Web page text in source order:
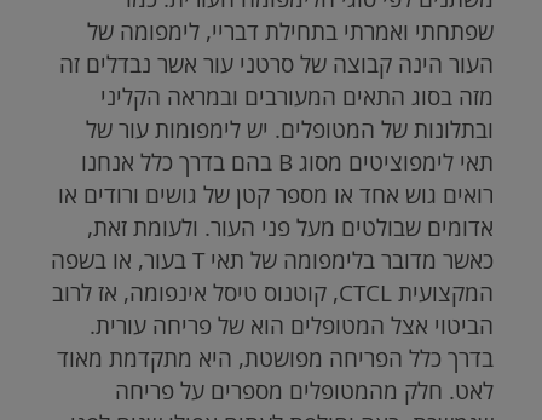
שפתחתי ואמרתי בתחילת דבריי, לימפומה של
העור הינה קבוצה של סרטני עור אשר נבדלים זה
מזה בסוג התאים המעורבים ובמראה הקליני
ובתלונות של המטופלים. יש לימפומות עור של
תאי לימפוציטים מסוג B בהם בדרך כלל אנחנו
רואים גוש אחד או מספר קטן של גושים ורודים או
אדומים שבולטים מעל פני העור. ולעומת זאת,
כאשר מדובר בלימפומה של תאיTבעור, או בשפה
המקצועיתCTCL, קוטנוס טיסל אינפומה, אז לרוב
הביטוי אצל המטופלים הוא של פריחה עורית.
בדרך כלל הפריחה מפושטת, היא מתקדמת מאוד
לאט. חלק מהמטופלים מספרים על פריחה